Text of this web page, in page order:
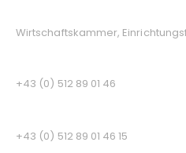
Wirtschaftskammer,
+43 (0) 512 89 01 46
+43 (0) 512 89 01 46 15